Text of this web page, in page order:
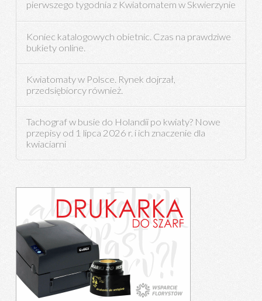
pierwszego tygodnia z Kwiatomatem w Skwierzynie
Koniec katalogowych obietnic. Czas na prawdziwe
bukiety online.
Kwiatomaty w Polsce. Rynek dojrzał,
przedsiębiorcy również.
Tachograf w busie do Holandii po kwiaty? Nowe
przepisy od 1 lipca 2026 r. i ich znaczenie dla
kwiaciarni